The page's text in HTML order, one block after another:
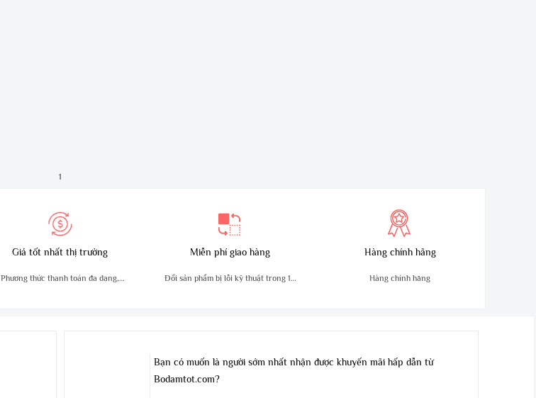
1
Giá tốt nhất thị trường
Phương thức thanh toán đa dạng,
Miễn phí giao hàng
Đổi sản phẩm bị lỗi kỹ thuật trong 10
Hàng chính hãng
Hàng chính hãng
Bạn có muốn là người sớm nhất nhận được khuyến mãi hấp dẫn từ
Bodamtot.com?